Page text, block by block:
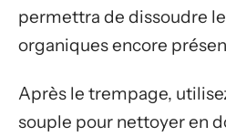
permettra de dissoudre
organiques encore
Après le trempage,
souple pour nettoyer en